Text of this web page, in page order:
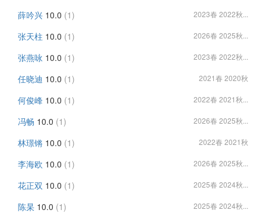
薛吟兴 10.0 (1) 2023春 2022秋...
张天柱 10.0 (1) 2026春 2025秋...
张燕咏 10.0 (1) 2023春 2022秋...
任晓迪 10.0 (1) 2021春 2020秋
何俊峰 10.0 (1) 2022春 2021秋...
冯畅 10.0 (1) 2026春 2025秋...
林璟锵 10.0 (1) 2022春 2021秋
李海欧 10.0 (1) 2026春 2025秋...
花正双 10.0 (1) 2025春 2024秋...
陈杲 10.0 (1) 2025春 2024秋...